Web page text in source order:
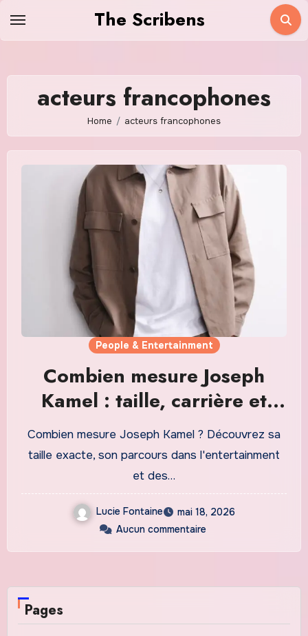
The Scribens
acteurs francophones
Home acteurs francophones
People & Entertainment
Combien mesure Joseph
Kamel : taille, carrière et
faits vérifiés
Combien mesure Joseph Kamel ? Découvrez sa
taille exacte, son parcours dans l'entertainment
et des…
Lucie Fontaine
mai 18, 2026
Aucun commentaire
Pages